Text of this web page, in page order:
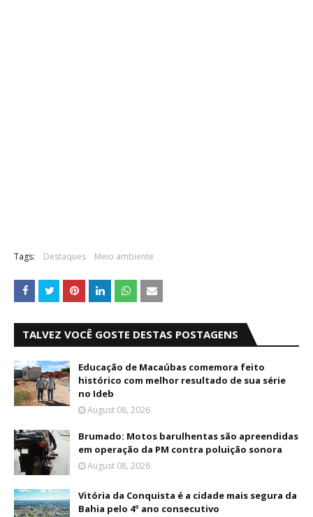
Tags: Destaques Meio ambiente
TALVEZ VOCÊ GOSTE DESTAS POSTAGENS
Educação de Macaúbas comemora feito
histórico com melhor resultado de sua série
no Ideb
August 08, 2026
Brumado: Motos barulhentas são apreendidas
em operação da PM contra poluição sonora
August 08, 2026
Vitória da Conquista é a cidade mais segura da
Bahia pelo 4º ano consecutivo